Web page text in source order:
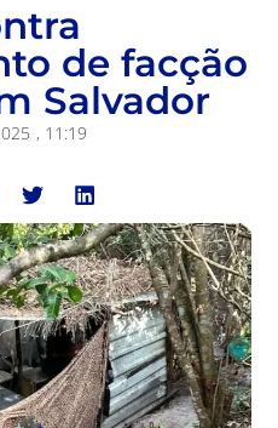
de facção
Salvador
, 11:19